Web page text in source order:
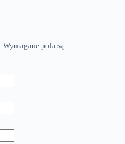
Wymagane pola są